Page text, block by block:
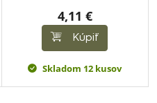
4,11 €
Kúpiť
Skladom 12 kusov